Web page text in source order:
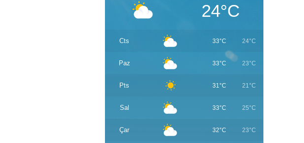
24°C
Cts 33°C 24°C
Paz 33°C 23°C
Pts 31°C 21°C
Sal 33°C 25°C
Çar 32°C 23°C